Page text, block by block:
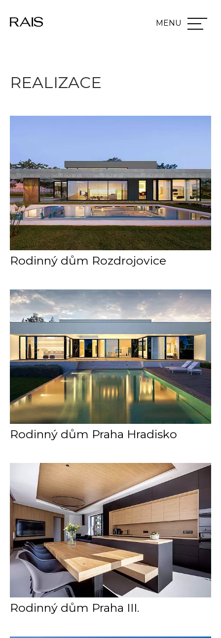
REALIZACE
Rodinný dům Rozdrojovice
Rodinný dům Praha Hradisko
Rodinný dům Praha III.